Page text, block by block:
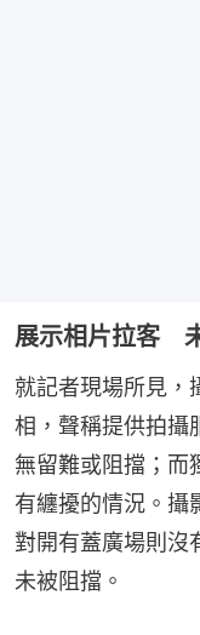
展示相片拉客
就記者現場所見，
相，聲稱提供拍攝
無留難或阻擋；而
有纏擾的情況。攝
對開有蓋廣場則沒
未被阻擋。